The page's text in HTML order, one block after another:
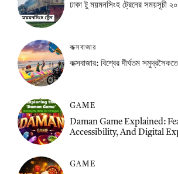
ঢাকা টু ময়মনসিংহ ট্রেনের সময়সূচী
কক্সবাজার
কক্সবাজার: বিশ্বের দীর্ঘতম
GAME
Daman Game Explained:
Accessibility, And Digital
GAME